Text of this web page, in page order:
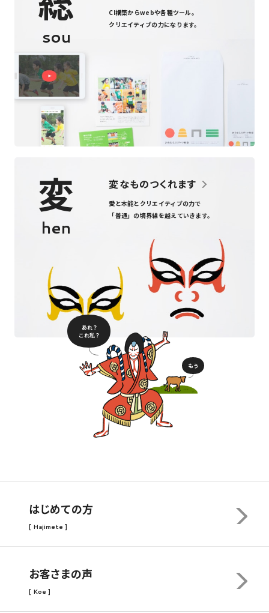
sou
CI構築からwebや各種ツール。
クリエイティブの力になります。
変
hen
変なものつくれます
愛と本能とクリエイティブの力で
「普通」の境界線を越えていきます。
あれ？
これ私？
もう
はじめての方
[ Hajimete ]
お客さまの声
[ Koe ]